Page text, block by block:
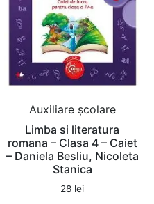
Auxiliare şcolare
Limba si literatura
romana – Clasa 4 – Caiet
– Daniela Besliu, Nicoleta
Stanica
28 lei